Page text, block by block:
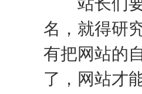
名，就得研
有把网站的
了，网站才